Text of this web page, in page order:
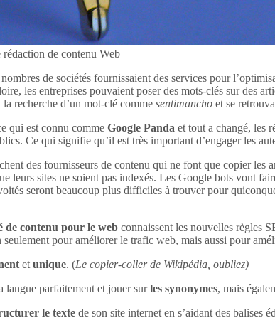
de contenu Web
de sociétés fournissaient des services pour
les entreprises pouvaient poser des mots-clés sur des
recherche d’un mot-clé comme sentimancho et se
qui est connu comme Google Panda et tout a changé, les
Ce qui signifie qu’il est très important d’engager les
des fournisseurs de contenu qui ne font que copier
leurs sites ne soient pas indexés. Les Google bots vont
seront beaucoup plus difficiles à trouver pour
de contenu pour le web connaissent les nouvelles règles
seulement pour améliorer le trafic web, mais aussi pour
et unique. (Le copier-coller de Wikipédia, oubliez)
langue parfaitement et jouer surles synonymes, mais
le texte de son site internet en s’aidant des balises